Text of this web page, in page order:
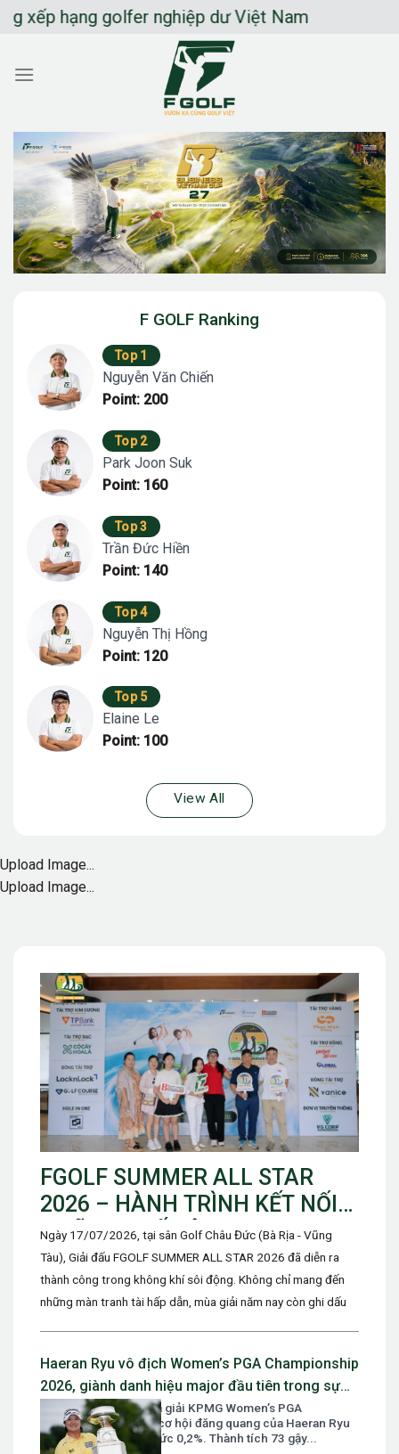
Chuyển
dung
golfer nghiệp dư Việt Nam
FGOLF SUMMER ALL STAR
2026 – HÀNH TRÌNH KẾT NỐI
NHỮNG THẾ HỆ GOLFER, NƠI
ĐAM MÊ ĐƯỢC TIẾP NỐI VÀ
TỎA SÁNG
Ngày 17/07/2026, tại sân Golf Châu Đức (Bà Rịa - Vũng
Tàu), Giải đấu FGOLF SUMMER ALL STAR 2026 đã diễn ra
thành công trong không khí sôi động. Không chỉ mang đến
những màn tranh tài hấp dẫn, mùa giải năm nay còn ghi dấu
Haeran Ryu vô địch Women’s PGA Championship
2026, giành danh hiệu major đầu tiên trong sự
nghiệp
Sau vòng mở màn của giải KPMG Women’s PGA
Championship 2026, cơ hội đăng quang của Haeran Ryu
chỉ được dự đoán ở mức 0,2%. Thành tích 73 gậy...
F GOLF Ranking
Top 1
Nguyễn Văn Chiến
Point: 200
Top 2
Park Joon Suk
Point: 160
Top 3
Trần Đức Hiền
Point: 140
Top 4
Nguyễn Thị Hồng
Point: 120
Top 5
Elaine Le
Point: 100
View All
Upload Image...
Upload Image...